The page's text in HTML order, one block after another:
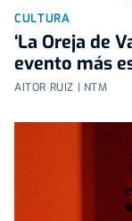
CULTURA
‘La Oreja de
evento más
AITOR RUIZ | NTM